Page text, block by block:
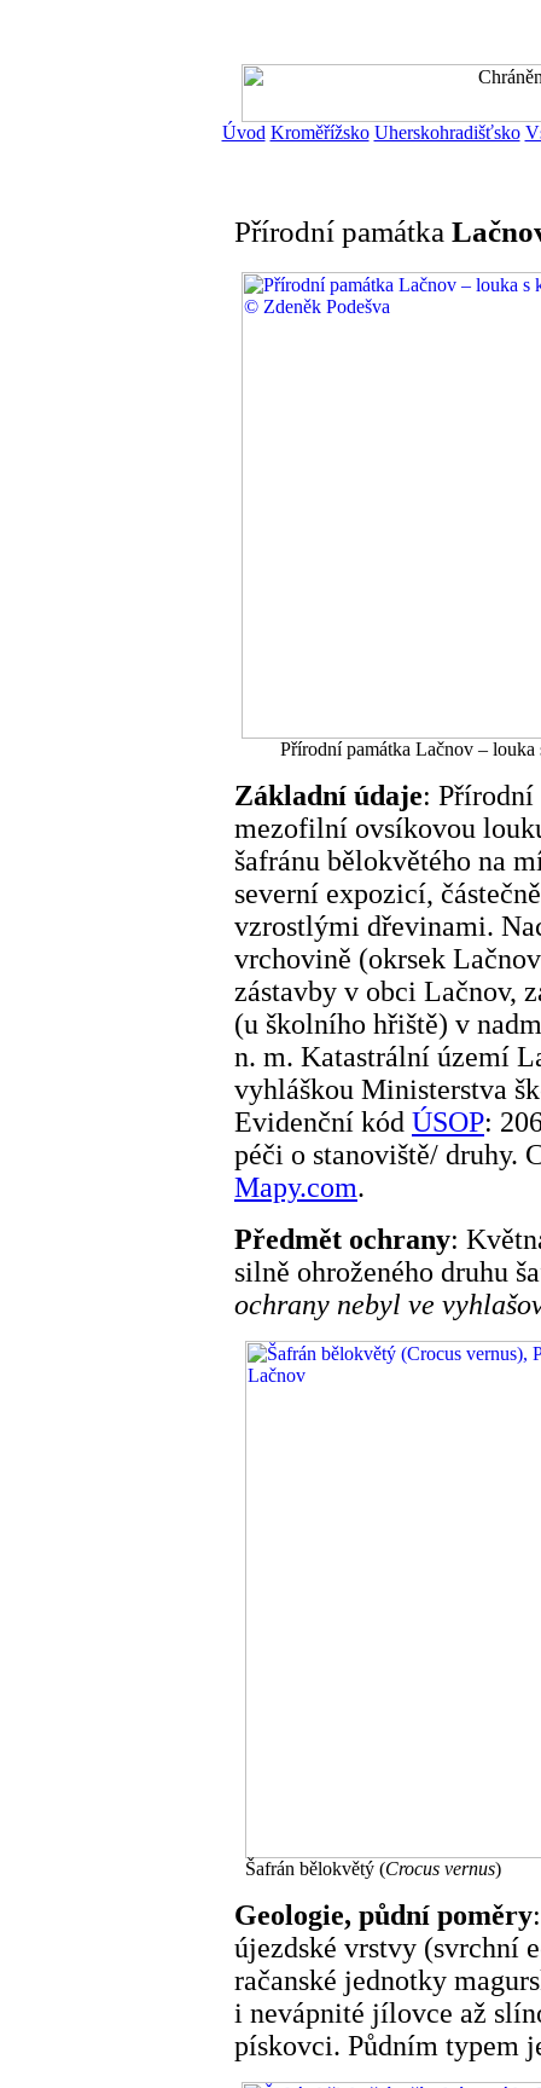
Úvod Kroměřížsko Uherskohradišťsko
Přírodní památka
Přírodní památka Lačnov –
Základní údaje: Přírodní
mezofilní ovsíkovou
šafránu bělokvětého na
severní expozicí,
vzrostlými dřevinami.
vrchovině (okrsek
zástavby v obci Lačnov,
(u školního hřiště) v
n. m. Katastrální území
vyhláškou Ministerstva
Evidenční kód ÚSOP:
péči o stanoviště/ druhy.
Mapy.com.
Předmět ochrany:
silně ohroženého druhu
ochrany nebyl ve
Šafrán bělokvětý (Crocus vernus)
Geologie, půdní poměry
újezdské vrstvy (svrchní
račanské jednotky
i nevápnité jílovce až
pískovci. Půdním typem